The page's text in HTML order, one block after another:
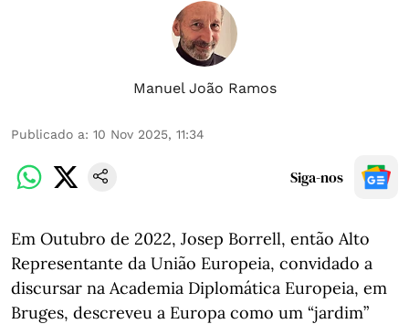
Manuel João Ramos
Publicado a: 10 Nov 2025, 11:34
Siga-nos
Em Outubro de 2022, Josep Borrell, então Alto
Representante da União Europeia, convidado a
discursar na Academia Diplomática Europeia, em
Bruges, descreveu a Europa como um “jardim”